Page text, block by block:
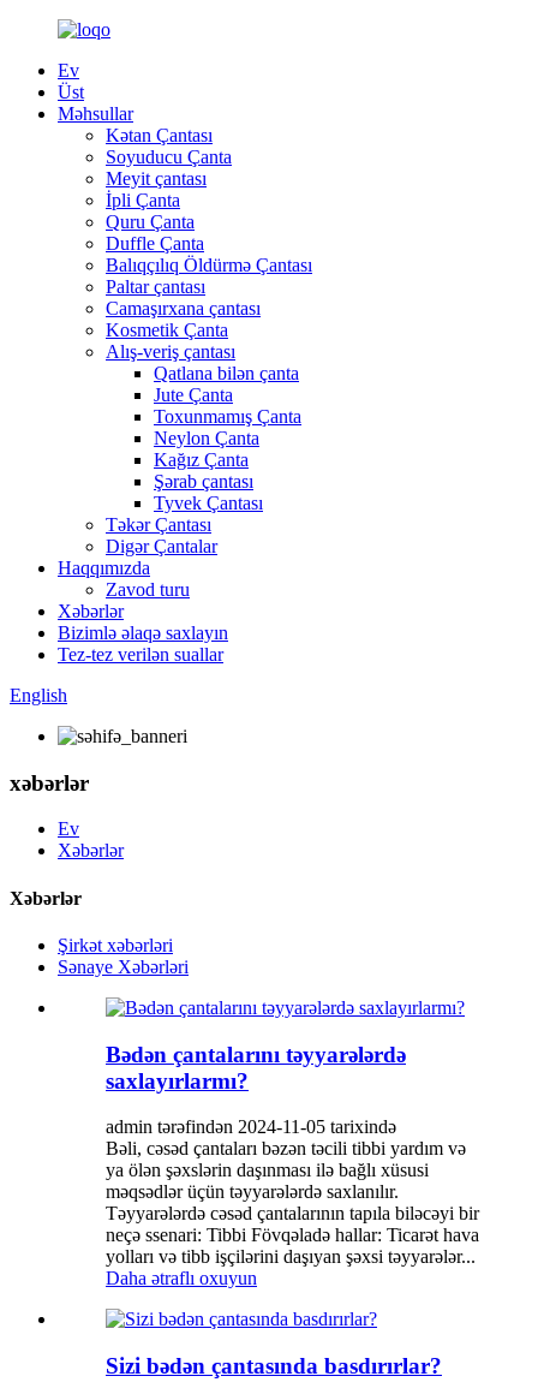
Ev
Üst
Məhsullar
Kətan Çantası
Soyuducu Çanta
Meyit çantası
İpli Çanta
Quru Çanta
Duffle Çanta
Balıqçılıq Öldürmə Çantası
Paltar çantası
Camaşırxana çantası
Kosmetik Çanta
Alış-veriş çantası
Qatlana bilən çanta
Jute Çanta
Toxunmamış Çanta
Neylon Çanta
Kağız Çanta
Şərab çantası
Tyvek Çantası
Təkər Çantası
Digər Çantalar
Haqqımızda
Zavod turu
Xəbərlər
Bizimlə əlaqə saxlayın
Tez-tez verilən suallar
English
xəbərlər
Ev
Xəbərlər
Xəbərlər
Şirkət xəbərləri
Sənaye Xəbərləri
Bədən çantalarını təyyarələrdə
saxlayırlarmı?
admin tərəfindən 2024-11-05 tarixində
Bəli, cəsəd çantaları bəzən təcili tibbi yardım və
ya ölən şəxslərin daşınması ilə bağlı xüsusi
məqsədlər üçün təyyarələrdə saxlanılır.
Təyyarələrdə cəsəd çantalarının tapıla biləcəyi bir
neçə ssenari: Tibbi Fövqəladə hallar: Ticarət hava
yolları və tibb işçilərini daşıyan şəxsi təyyarələr...
Daha ətraflı oxuyun
Sizi bədən çantasında basdırırlar?